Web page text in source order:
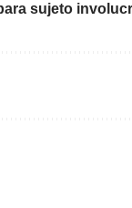
sujeto